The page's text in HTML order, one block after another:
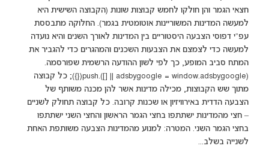
חצאי הגמר והן חולקו לחמש קבוצות שונות (הקבוצה השישית היא
למעשה המדינות המשוריינות אוטומטית בגמר). החלוקה מתבססת
עפ”י דפוסי הצבעה היסטוריים בין המדינות לאורך השנים והיא נועדה
למעשה כדי לצמצם את הצבעות השכנים והמהגרים כדי להגביר את
המתח סביב המופע, כך לפי לשון ההודעה הרשמית שפורסמה.
(adsbygoogle = window.adsbygoogle || []).push({}); כל קבוצה
מתוך שש הקבוצות, מכילה מדינות אשר להן מכנה משותף של
הצבעה הדדית באירוויזיון או שכנות קרובה. כל קבוצה תחולק לשניים
– חצי מהמדינות ישתתפו בחצי הגמר הראשון והחצי השני ישתתפו
בחצי הגמר השני. המטרה: למנוע מהמדינות הצבעה משותפת האחת
לשנייה בשלב...